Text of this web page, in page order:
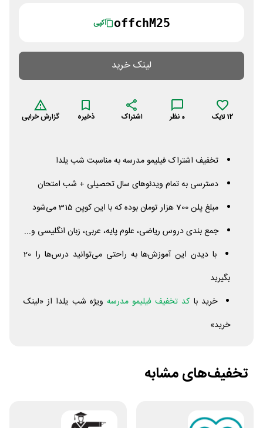
offchM25 کپی
لینک خرید
12لایک 0 نظر اشتراک ذخیره گزارش خرابی
تخفیف اشتراک فیلیمو مدرسه به مناسبت شب یلدا
دسترسی به تمام ویدئوهای سال تحصیلی + شب امتحان
مبلغ پلن 700 هزار تومان بوده که با این کوپن 315 می‌شود
جمع بندی دروس ریاضی، علوم پایه، عربی، زبان انگلیسی و...
با دیدن این آموزش‌ها به راحتی می‌توانید درس‌ها را 20
بگیرید
خرید با کد تخفیف فیلیمو مدرسه ویژه شب یلدا از «لینک
خرید»
تخفیف‌های مشابه